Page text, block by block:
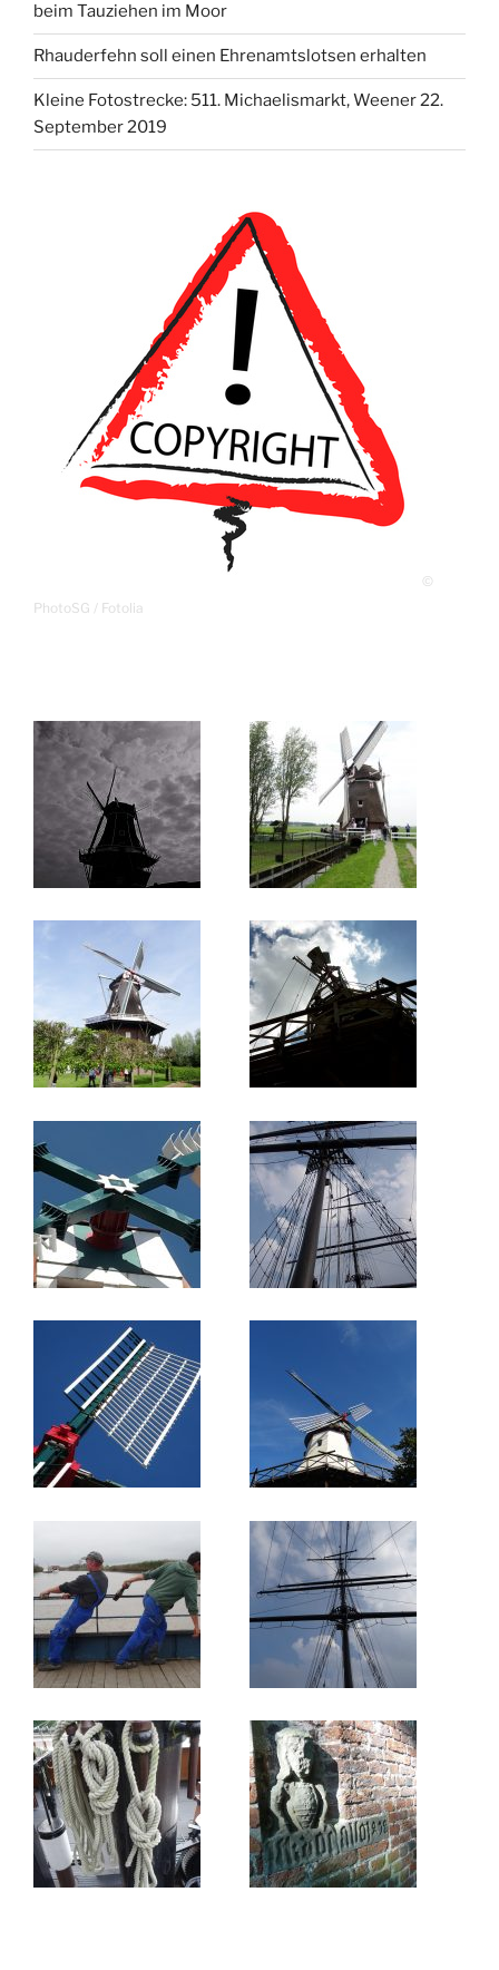
beim Tauziehen im Moor
Rhauderfehn soll einen Ehrenamtslotsen erhalten
Kleine Fotostrecke: 511. Michaelismarkt, Weener 22.
September 2019
©
PhotoSG / Fotolia